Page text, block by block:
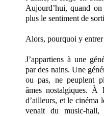
Aujourd’hui, quand
plus le sentiment de
Alors, pourquoi y entrer
J’appartiens à une
par des nains. Une
ou pas, ne peuplent
âmes nostalgiques. À
d’ailleurs, et le cinéma
venait du music-